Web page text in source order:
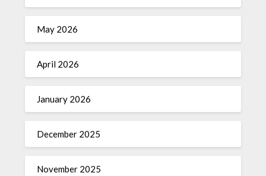
May 2026
April 2026
January 2026
December 2025
November 2025